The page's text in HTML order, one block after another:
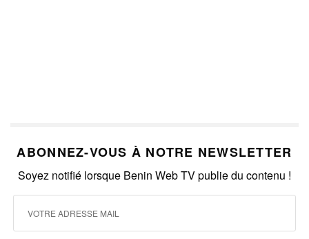
ABONNEZ-VOUS À NOTRE NEWSLETTER
Soyez notifié lorsque Benin Web TV publie du contenu !